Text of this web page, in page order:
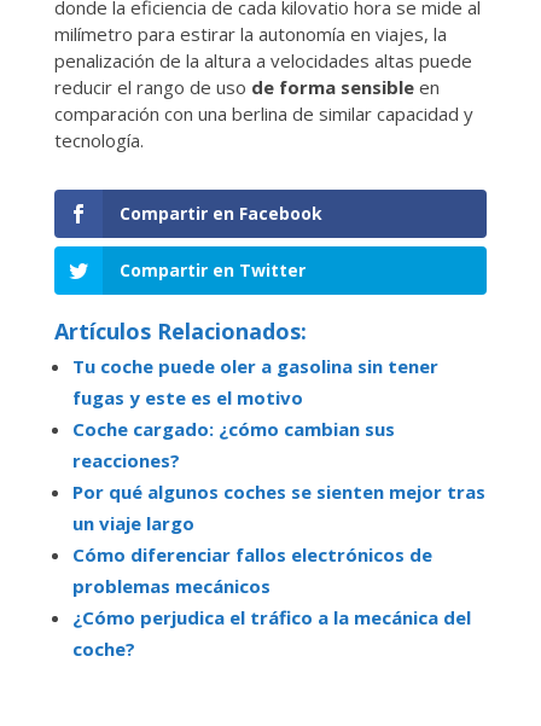
donde la eficiencia de cada kilovatio hora se mide al
milímetro para estirar la autonomía en viajes, la
penalización de la altura a velocidades altas puede
reducir el rango de uso de forma sensibleen
comparación con una berlina de similar capacidad y
tecnología.
Compartir en Facebook
Compartir en Twitter
Artículos Relacionados:
Tu coche puede oler a gasolina sin tener
fugas y este es el motivo
Coche cargado: ¿cómo cambian sus
reacciones?
Por qué algunos coches se sienten mejor tras
un viaje largo
Cómo diferenciar fallos electrónicos de
problemas mecánicos
¿Cómo perjudica el tráfico a la mecánica del
coche?